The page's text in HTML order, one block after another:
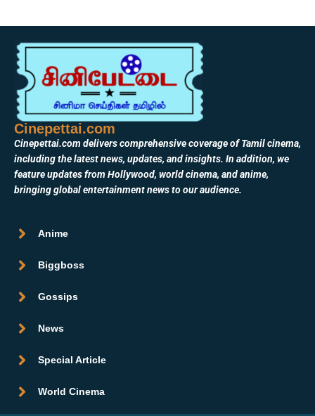
Cinepettai.com
Cinepettai.com delivers comprehensive coverage of Tamil cinema,
including the latest news, updates, and insights. In addition, we
feature updates from Hollywood, world cinema, and anime,
bringing global entertainment news to our audience.
Anime
Biggboss
Gossips
News
Special Article
World Cinema